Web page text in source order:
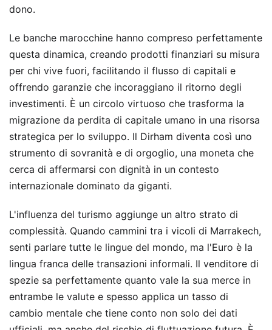
dono.
Le banche marocchine hanno compreso perfettamente
questa dinamica, creando prodotti finanziari su misura
per chi vive fuori, facilitando il flusso di capitali e
offrendo garanzie che incoraggiano il ritorno degli
investimenti. È un circolo virtuoso che trasforma la
migrazione da perdita di capitale umano in una risorsa
strategica per lo sviluppo. Il Dirham diventa così uno
strumento di sovranità e di orgoglio, una moneta che
cerca di affermarsi con dignità in un contesto
internazionale dominato da giganti.
L'influenza del turismo aggiunge un altro strato di
complessità. Quando cammini tra i vicoli di Marrakech,
senti parlare tutte le lingue del mondo, ma l'Euro è la
lingua franca delle transazioni informali. Il venditore di
spezie sa perfettamente quanto vale la sua merce in
entrambe le valute e spesso applica un tasso di
cambio mentale che tiene conto non solo dei dati